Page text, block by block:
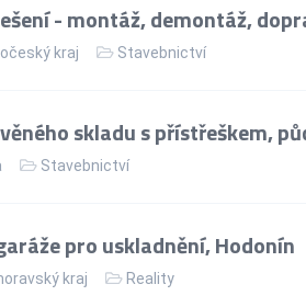
- montáž, demontáž,
kraj Stavebnictví
skladu s přístřeškem,
Stavebnictví
pro uskladnění, Hodonín
kraj Reality